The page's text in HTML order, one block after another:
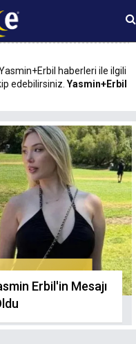
haberleri ile ilgili
edebilirsiniz. Yasmin+Erbil
Erbil'in Mesajı